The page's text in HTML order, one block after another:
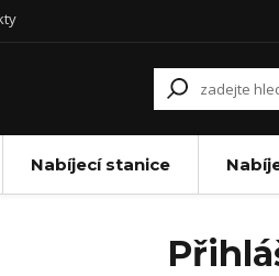
Nabíjecí stanice